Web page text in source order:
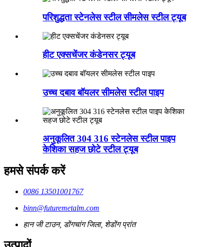
परिशुद्धता स्टेनलेस स्टील सीमलेस स्टील ट्यूब
हीट एक्सचेंजर कंडेनसर ट्यूब
उच्च दबाव बॉयलर सीमलेस स्टील पाइप
अनुकूलित 304 316 स्टेनलेस स्टील पाइप
केशिका सहज छोटे स्टील ट्यूब
हमसे संपर्क करें
0086 13501001767
binn@futuremetalm.com
हान जी टाउन, डोंगचांग जिला, शेडोंग प्रांत